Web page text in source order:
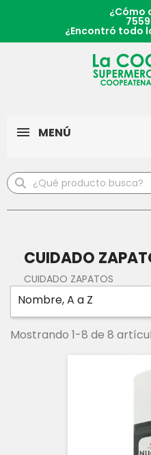
¿Cómo
¿Encontró todo
MENÚ
CUIDADO
CUIDADO ZAPATOS
Nombre, A a Z
Mostrando 1-8 de 8